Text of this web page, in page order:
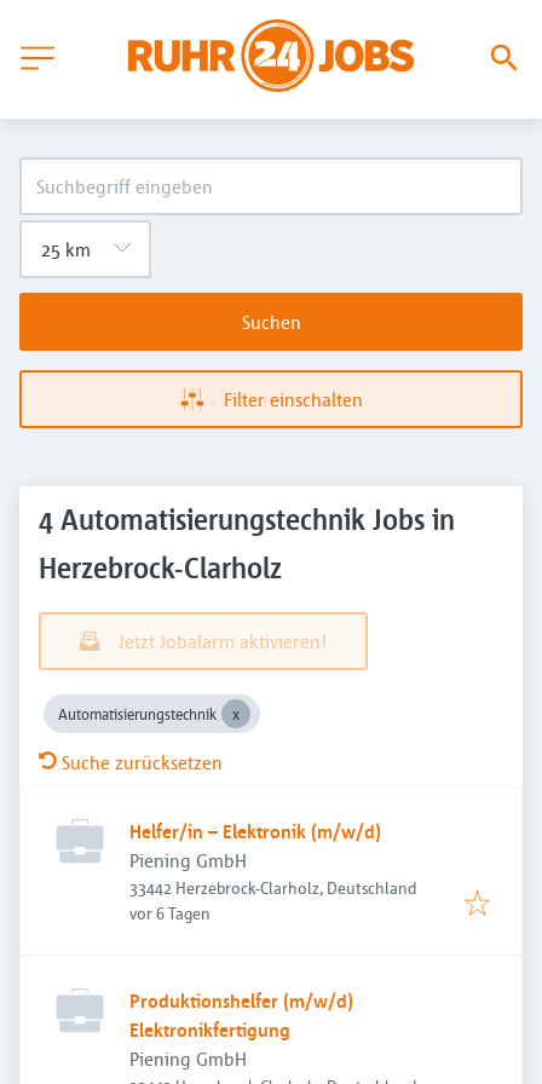
Suchen
Filter einschalten
4 Automatisierungstechnik Jobs in
Herzebrock-Clarholz
Jetzt Jobalarm aktivieren!
Automatisierungstechnik
Suche zurücksetzen
Helfer/in – Elektronik (m/w/d)
Piening GmbH
33442 Herzebrock-Clarholz, Deutschland
Veröffentlicht
vor 6 Tagen
Produktionshelfer (m/w/d)
Elektronikfertigung
Piening GmbH